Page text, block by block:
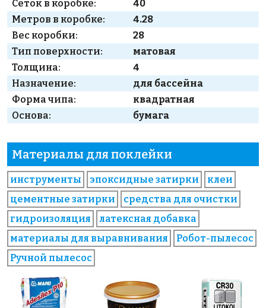
Сеток в коробке:
40
Метров в коробке:
4.28
Вес коробки:
28
Тип поверхности:
матовая
Толщина:
4
Назначение:
для бассейна
Форма чипа:
квадратная
Основа:
бумага
Материалы для поклейки
инструменты эпоксидные затирки
клеи
цементные затирки
средства для очистки
гидроизоляция
латексная добавка
материалы для выравнивания
Робот-пылесос
Ручной пылесос